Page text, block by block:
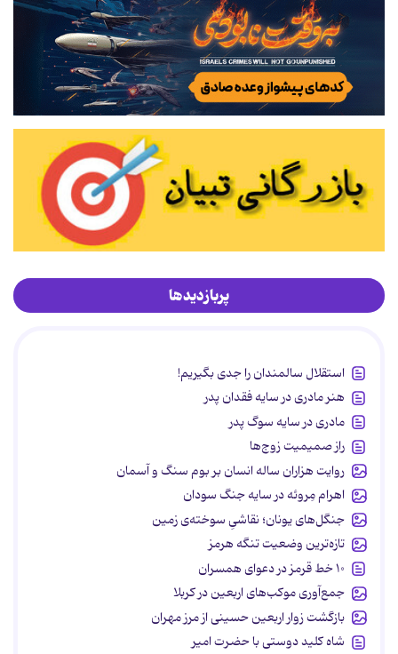
پربازدیدها
استقلال سالمندان را جدی بگیریم!
هنر مادری در سایه‌ فقدان پدر
مادری در سایه سوگ پدر
راز صمیمیت زوج‌ها
روایت هزاران ساله انسان بر بوم سنگ و آسمان
اهرام مِروئه در سایه جنگ سودان
جنگل‌های یونان؛ نقاشیِ سوخته‌ی زمین
تازه‌ترین وضعیت تنگه هرمز
۱۰ خط قرمز در دعوای همسران
جمع‌آوری موکب‌های اربعین در کربلا
بازگشت زوار اربعین حسینی از مرز مهران
شاه کلید دوستی با حضرت امیر